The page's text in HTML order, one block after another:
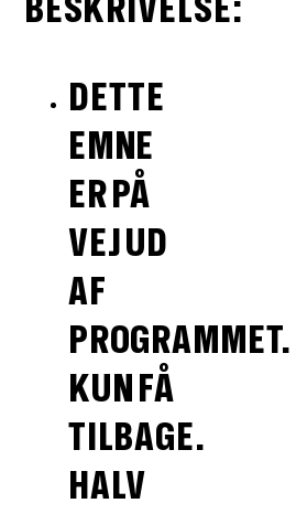
BESKRIVELSE:
DETTE
EMNE
ER PÅ
VEJ UD
AF
PROGRAMMET.
KUN FÅ
TILBAGE.
HALV